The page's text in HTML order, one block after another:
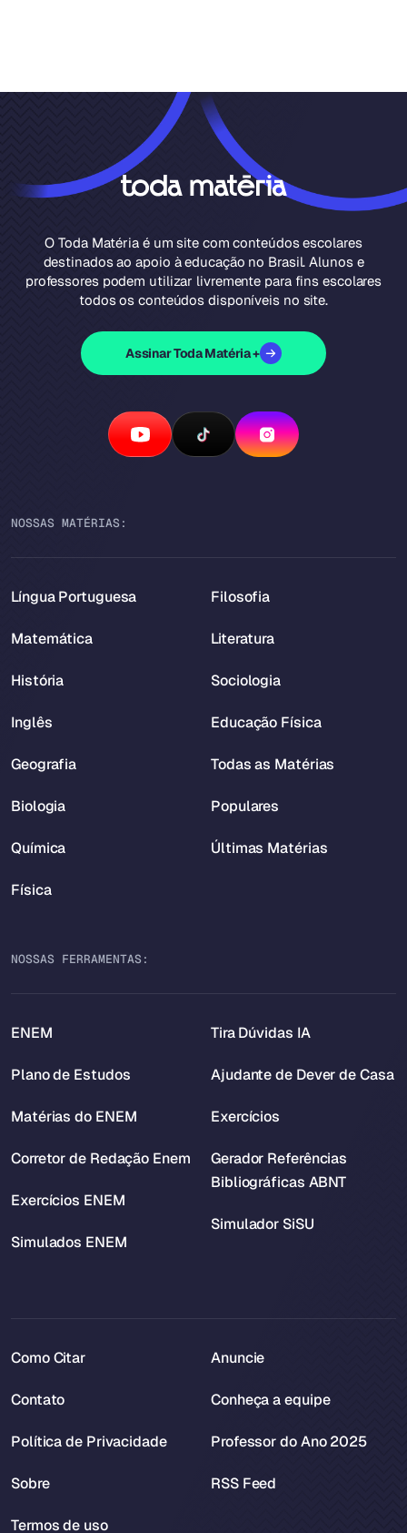
O Toda Matéria é um site com conteúdos escolares
destinados ao apoio à educação no Brasil. Alunos e
professores podem utilizar livremente para fins escolares
todos os conteúdos disponíveis no site.
Assinar Toda Matéria +
NOSSAS MATÉRIAS:
Língua Portuguesa
Matemática
História
Inglês
Geografia
Biologia
Química
Física
Filosofia
Literatura
Sociologia
Educação Física
Todas as Matérias
Populares
Últimas Matérias
NOSSAS FERRAMENTAS:
ENEM
Plano de Estudos
Matérias do ENEM
Corretor de Redação Enem
Exercícios ENEM
Simulados ENEM
Tira Dúvidas IA
Ajudante de Dever de Casa
Exercícios
Gerador Referências
Bibliográficas ABNT
Simulador SiSU
Como Citar
Contato
Política de Privacidade
Sobre
Termos de uso
Anuncie
Conheça a equipe
Professor do Ano 2025
RSS Feed